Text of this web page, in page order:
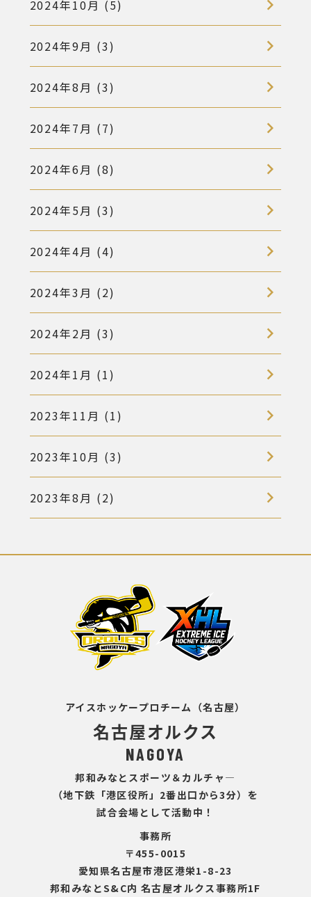
2024年10月 (5)
2024年9月 (3)
2024年8月 (3)
2024年7月 (7)
2024年6月 (8)
2024年5月 (3)
2024年4月 (4)
2024年3月 (2)
2024年2月 (3)
2024年1月 (1)
2023年11月 (1)
2023年10月 (3)
2023年8月 (2)
アイスホッケープロチーム（名古屋）
名古屋オルクス
NAGOYA
邦和みなとスポーツ＆カルチャ―
（地下鉄「港区役所」2番出口から3分）を
試合会場として活動中！
事務所
〒455-0015
愛知県名古屋市港区港栄1-8-23
邦和みなとS&C内 名古屋オルクス事務所1F